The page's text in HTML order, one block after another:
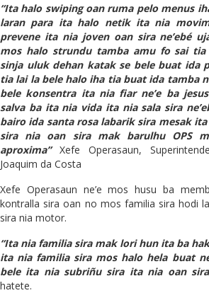
“Ita halo swiping oan ruma pelo menus
laran para ita halo netik ita nia
prevene ita nia joven oan sira ne’ebé
mos halo strundu tamba amu fo sai
sinja uluk dehan katak se bele buat ida
tia lai la bele halo iha tia buat ida tamba
bele konsentra ita nia fiar ne’e ba
salva ba ita nia vida ita nia sala sira
bairo ida santa rosa labarik sira mesak
sira nia oan sira mak barulhu OPS
aproxima”Xefe Operasaun,
Joaquim da Costa
Xefe Operasaun ne’e mos husu ba
kontralla sira oan no mos familia sira hodi
sira nia motor.
“Ita nia familia sira mak lori hun ita ba
ita nia familia sira mos halo hela buat
bele ita nia subriñu sira ita nia oan
hatete.